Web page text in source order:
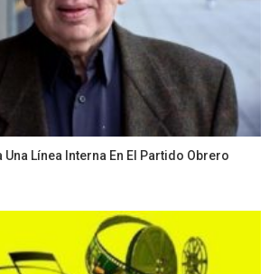
Línea Interna En El Partido Obrero